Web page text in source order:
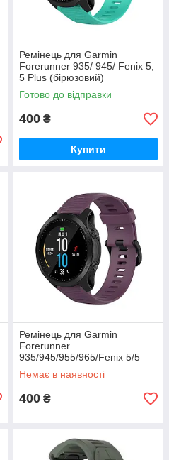
Ремінець для Garmin
Forerunner 935/ 945/ Fenix 5,
5 Plus (бірюзовий)
Готово до відправки
400 ₴
Купити
Ремінець для Garmin
Forerunner
935/945/955/965/Fenix 5/5
Plus/6/7/8-47 мм. (бордовий)
Немає в наявності
400 ₴